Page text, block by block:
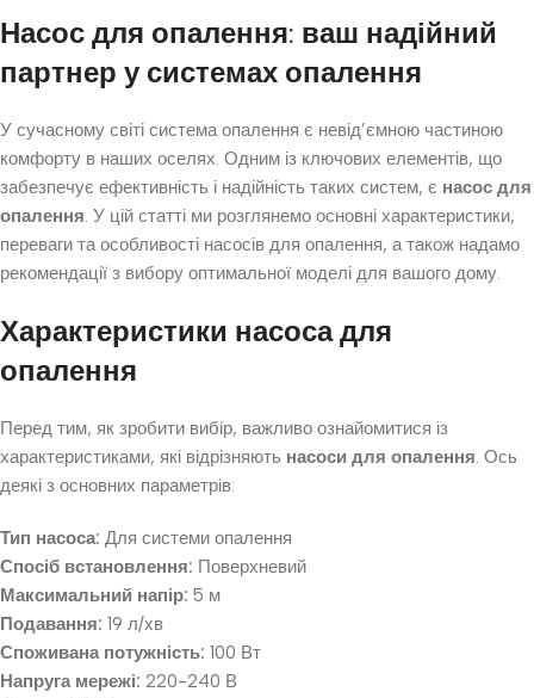
Насос для опалення: ваш надійний
партнер у системах опалення
У сучасному світі система опалення є невід’ємною частиною
комфорту в наших оселях. Одним із ключових елементів, що
забезпечує ефективність і надійність таких систем, є насос для
опалення. У цій статті ми розглянемо основні характеристики,
переваги та особливості насосів для опалення, а також надамо
рекомендації з вибору оптимальної моделі для вашого дому.
Характеристики насоса для
опалення
Перед тим, як зробити вибір, важливо ознайомитися із
характеристиками, які відрізняють насоси для опалення. Ось
деякі з основних параметрів:
Тип насоса: Для системи опалення
Спосіб встановлення: Поверхневий
Максимальний напір: 5 м
Подавання: 19 л/хв
Споживана потужність: 100 Вт
Напруга мережі: 220-240 В